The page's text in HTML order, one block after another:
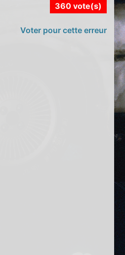
360 vote(s)
Voter pour cette erreur